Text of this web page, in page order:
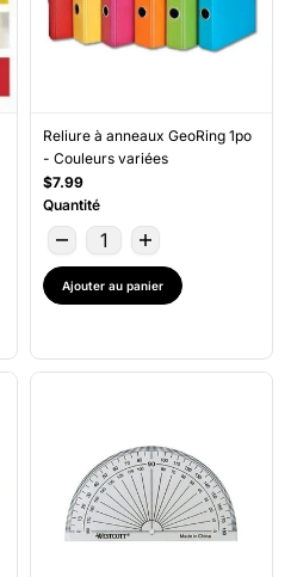
Reliure à anneaux GeoRing 1po
- Couleurs variées
$7.99
Quantité
Ajouter au panier